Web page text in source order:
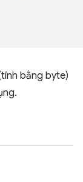
bằng byte)